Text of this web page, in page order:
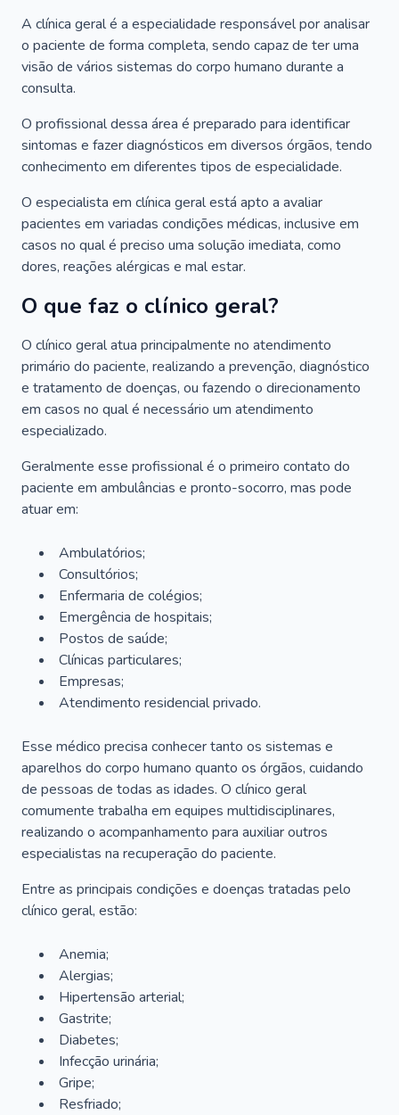
A clínica geral é a especialidade responsável por analisar
o paciente de forma completa, sendo capaz de ter uma
visão de vários sistemas do corpo humano durante a
consulta.
O profissional dessa área é preparado para identificar
sintomas e fazer diagnósticos em diversos órgãos, tendo
conhecimento em diferentes tipos de especialidade.
O especialista em clínica geral está apto a avaliar
pacientes em variadas condições médicas, inclusive em
casos no qual é preciso uma solução imediata, como
dores, reações alérgicas e mal estar.
O que faz o clínico geral?
O clínico geral atua principalmente no atendimento
primário do paciente, realizando a prevenção, diagnóstico
e tratamento de doenças, ou fazendo o direcionamento
em casos no qual é necessário um atendimento
especializado.
Geralmente esse profissional é o primeiro contato do
paciente em ambulâncias e pronto-socorro, mas pode
atuar em:
Ambulatórios;
Consultórios;
Enfermaria de colégios;
Emergência de hospitais;
Postos de saúde;
Clínicas particulares;
Empresas;
Atendimento residencial privado.
Esse médico precisa conhecer tanto os sistemas e
aparelhos do corpo humano quanto os órgãos, cuidando
de pessoas de todas as idades. O clínico geral
comumente trabalha em equipes multidisciplinares,
realizando o acompanhamento para auxiliar outros
especialistas na recuperação do paciente.
Entre as principais condições e doenças tratadas pelo
clínico geral, estão:
Anemia;
Alergias;
Hipertensão arterial;
Gastrite;
Diabetes;
Infecção urinária;
Gripe;
Resfriado;